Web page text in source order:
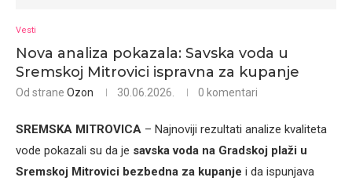
Vesti
Nova analiza pokazala: Savska voda u
Sremskoj Mitrovici ispravna za kupanje
Od strane Ozon 30.06.2026. 0 komentari
SREMSKA MITROVICA – Najnoviji rezultati analize kvaliteta
vode pokazali su da je savska voda na Gradskoj plaži u
Sremskoj Mitrovici bezbedna za kupanje i da ispunjava